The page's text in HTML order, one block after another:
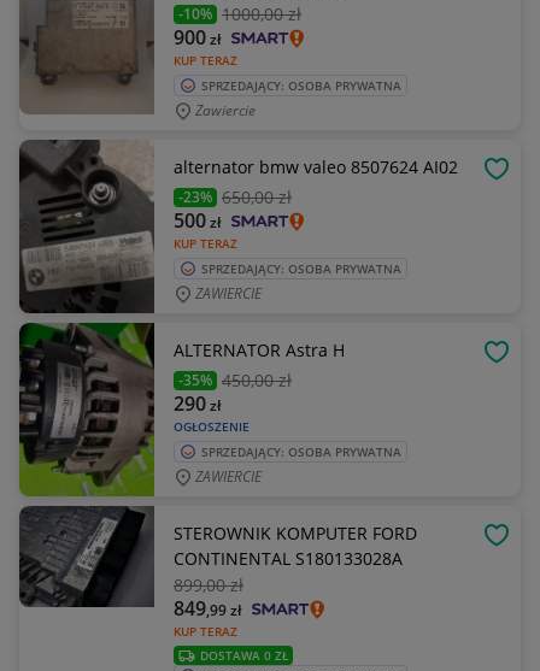
-10% 1000,00 zł
KUP TERAZ
900zł
SPRZEDAJĄCY: OSOBA PRYWATNA
Zawiercie
alternator bmw valeo 8507624 AI02
-23% 650,00 zł
KUP TERAZ
500zł
SPRZEDAJĄCY: OSOBA PRYWATNA
ZAWIERCIE
ALTERNATOR Astra H
-35% 450,00 zł
OGŁOSZENIE
290zł
SPRZEDAJĄCY: OSOBA PRYWATNA
ZAWIERCIE
STEROWNIK KOMPUTER FORD
CONTINENTAL S180133028A
899,00 zł
KUP TERAZ
849,99zł
DOSTAWA 0 ZŁ